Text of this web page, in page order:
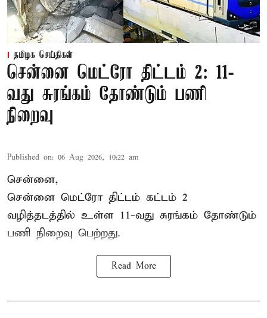
தமிழக செய்திகள்
சென்னை மெட்ரோ திட்டம் 2: 11-
வது சுரங்கம் தோண்டும் பணி
நிறைவு
Published on: 06 Aug 2026, 10:22 am
சென்னை,
சென்னை மெட்ரோ திட்டம் கட்டம் 2
வழித்தடத்தில் உள்ள 11-வது சுரங்கம் தோண்டும்
பணி நிறைவு பெற்றது.
Read More